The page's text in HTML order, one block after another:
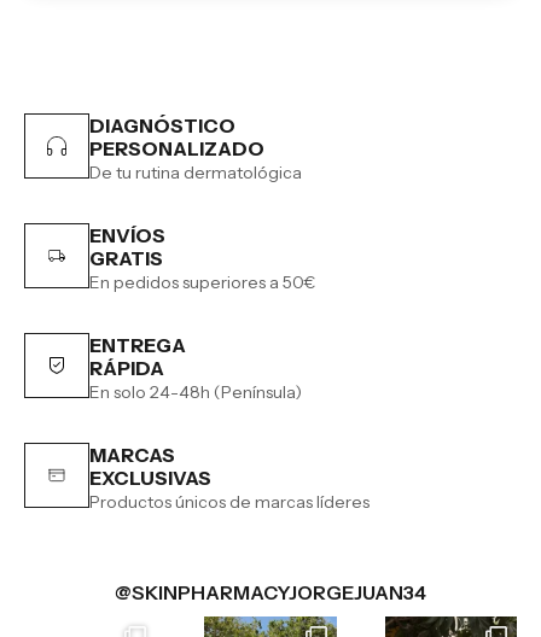
DIAGNÓSTICO
PERSONALIZADO
De tu rutina dermatológica
ENVÍOS
GRATIS
En pedidos superiores a 50€
ENTREGA
RÁPIDA
En solo 24-48h (Península)
MARCAS
EXCLUSIVAS
Productos únicos de marcas líderes
@SKINPHARMACYJORGEJUAN34